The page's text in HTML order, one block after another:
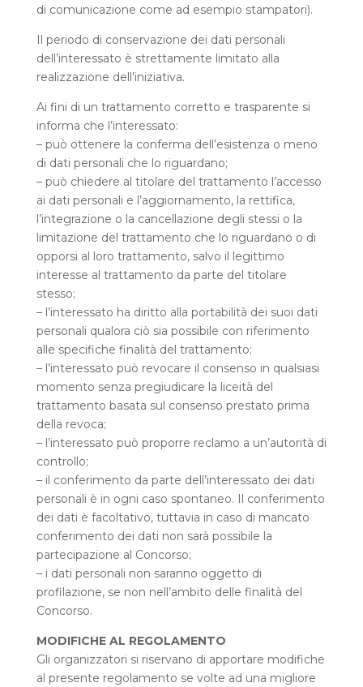
di comunicazione come ad esempio stampatori).
Il periodo di conservazione dei dati personali
dell’interessato è strettamente limitato alla
realizzazione dell’iniziativa.
Ai fini di un trattamento corretto e trasparente si
informa che l’interessato:
– può ottenere la conferma dell’esistenza o meno
di dati personali che lo riguardano;
– può chiedere al titolare del trattamento l’accesso
ai dati personali e l’aggiornamento, la rettifica,
l’integrazione o la cancellazione degli stessi o la
limitazione del trattamento che lo riguardano o di
opporsi al loro trattamento, salvo il legittimo
interesse al trattamento da parte del titolare
stesso;
– l’interessato ha diritto alla portabilità dei suoi dati
personali qualora ciò sia possibile con riferimento
alle specifiche finalità del trattamento;
– l’interessato può revocare il consenso in qualsiasi
momento senza pregiudicare la liceità del
trattamento basata sul consenso prestato prima
della revoca;
– l’interessato può proporre reclamo a un’autorità di
controllo;
– il conferimento da parte dell’interessato dei dati
personali è in ogni caso spontaneo. Il conferimento
dei dati è facoltativo, tuttavia in caso di mancato
conferimento dei dati non sarà possibile la
partecipazione al Concorso;
– i dati personali non saranno oggetto di
profilazione, se non nell’ambito delle finalità del
Concorso.
MODIFICHE AL REGOLAMENTO
Gli organizzatori si riservano di apportare modifiche
al presente regolamento se volte ad una migliore